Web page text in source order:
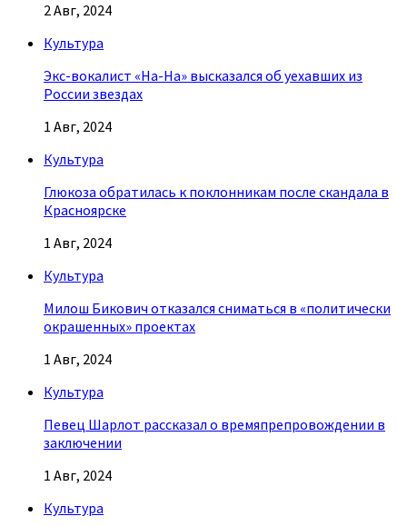
2 Авг, 2024
Культура
Экс-вокалист «На-На» высказался об уехавших из
России звездах
1 Авг, 2024
Культура
Глюкоза обратилась к поклонникам после скандала в
Красноярске
1 Авг, 2024
Культура
Милош Бикович отказался сниматься в «политически
окрашенных» проектах
1 Авг, 2024
Культура
Певец Шарлот рассказал о времяпрепровождении в
заключении
1 Авг, 2024
Культура